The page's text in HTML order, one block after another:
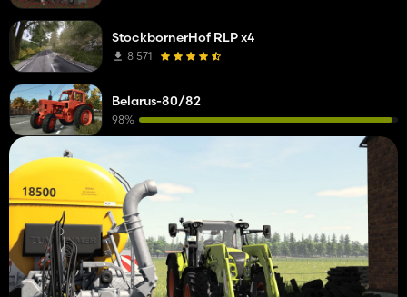
StockbornerHof RLP x4
8 571
Belarus-80/82
98%